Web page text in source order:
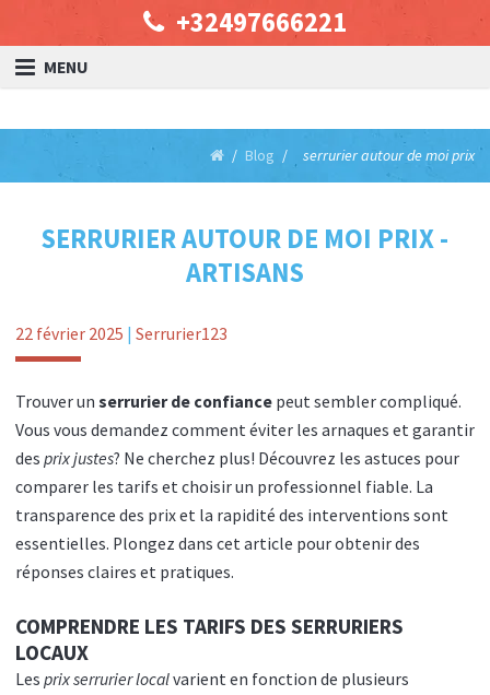
+32497666221
MENU
Blog serrurier autour de moi prix
SERRURIER AUTOUR DE MOI PRIX -
ARTISANS
22 février 2025 Serrurier123
Trouver un serrurier de confiance peut sembler compliqué.
Vous vous demandez comment éviter les arnaques et garantir
des prix justes? Ne cherchez plus! Découvrez les astuces pour
comparer les tarifs et choisir un professionnel fiable. La
transparence des prix et la rapidité des interventions sont
essentielles. Plongez dans cet article pour obtenir des
réponses claires et pratiques.
COMPRENDRE LES TARIFS DES SERRURIERS
LOCAUX
Les prix serrurier localvarient en fonction de plusieurs